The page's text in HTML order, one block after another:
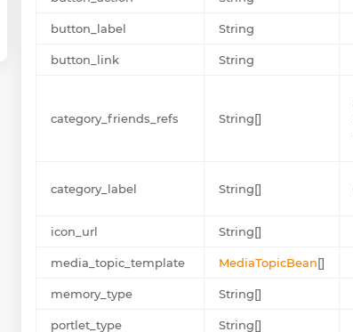
button_label String
button_link String
category_friends_refs String[]
category_label String[]
icon_url String[]
media_topic_template MediaTopicBean[]
memory_type String[]
portlet_type String[]